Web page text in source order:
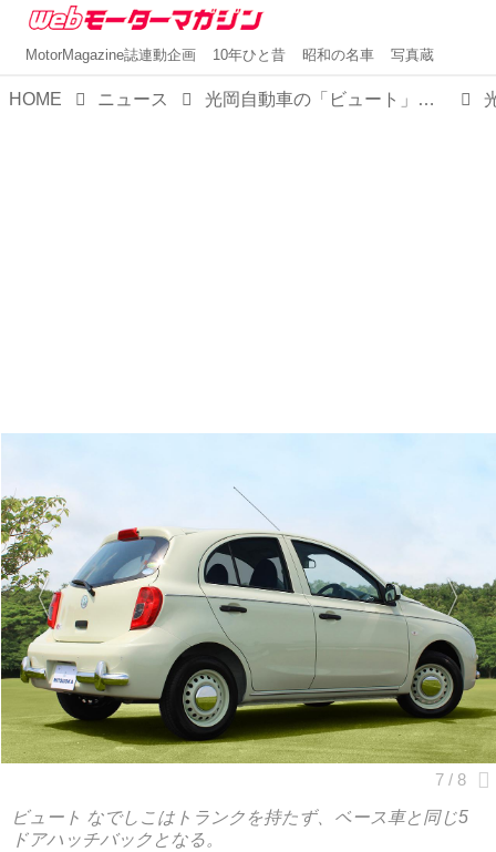
MotorMagazine誌連動企画 10年ひと昔 昭和の名車 写真蔵
HOME ニュース 光岡自動車の「ビュート」が発売から30周年。後継モデルは、どうなる？
ビュート なでしこはトランクを持たず、ベース車と同じ5
ドアハッチバックとなる。